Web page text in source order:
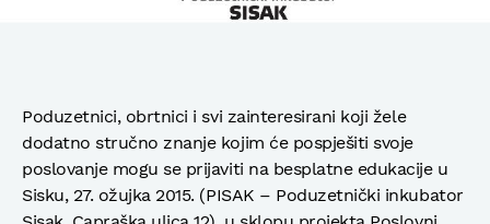
Poduzetnici, obrtnici i svi zainteresirani koji žele
dodatno stručno znanje kojim će pospješiti svoje
poslovanje mogu se prijaviti na besplatne edukacije u
Sisku, 27. ožujka 2015. (PISAK – Poduzetnički inkubator